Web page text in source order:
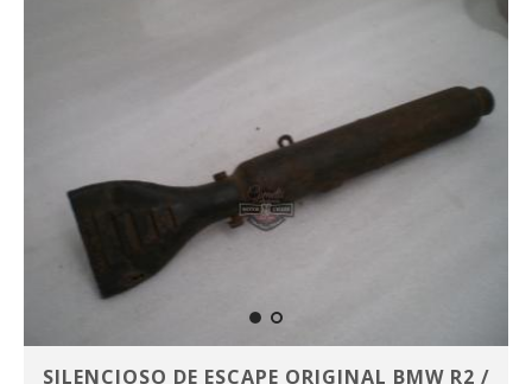
SILENCIOSO DE ESCAPE ORIGINAL BMW R2 /